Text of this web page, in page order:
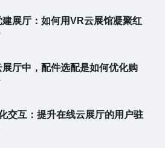
建展厅：如何用VR云展馆凝聚红
展厅中，配件选配是如何优化购
交互：提升在线云展厅的用户驻